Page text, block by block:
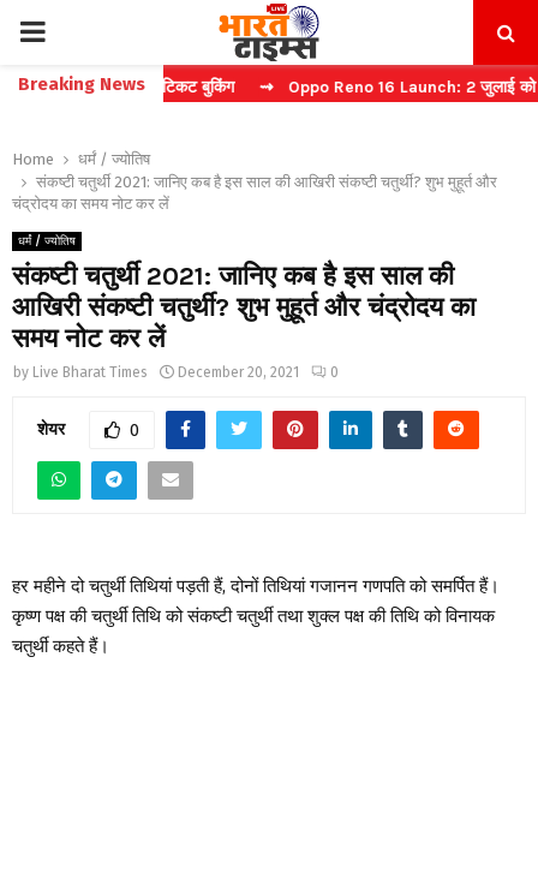
PRIMARY
MENU
Breaking News
कैप्चा करें फास्ट टिकट बुकिंग ⇝ Oppo Reno 16 Launch: 2 जुलाई को भारत में
Home
धर्मं / ज्योतिष
संकष्टी चतुर्थी 2021: जानिए कब है इस साल की आखिरी संकष्टी चतुर्थी? शुभ मुहूर्त और
चंद्रोदय का समय नोट कर लें
धर्मं / ज्योतिष
संकष्टी चतुर्थी 2021: जानिए कब है इस साल की
आखिरी संकष्टी चतुर्थी? शुभ मुहूर्त और चंद्रोदय का
समय नोट कर लें
by Live Bharat Times December 20, 2021 0
शेयर 0
हर महीने दो चतुर्थी तिथियां पड़ती हैं, दोनों तिथियां गजानन गणपति को समर्पित हैं।
कृष्ण पक्ष की चतुर्थी तिथि को संकष्टी चतुर्थी तथा शुक्ल पक्ष की तिथि को विनायक
चतुर्थी कहते हैं।